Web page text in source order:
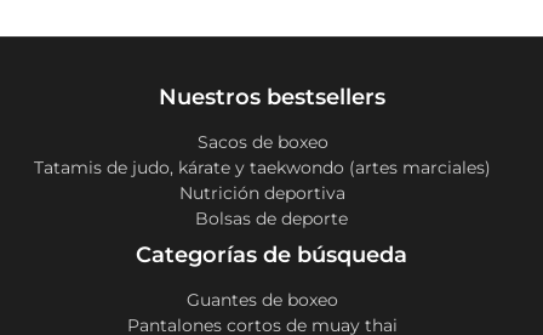
Nuestros bestsellers
Sacos de boxeo
Tatamis de judo, kárate y taekwondo (artes marciales)
Nutrición deportiva
Bolsas de deporte
Categorías de búsqueda
Guantes de boxeo
Pantalones cortos de muay thai